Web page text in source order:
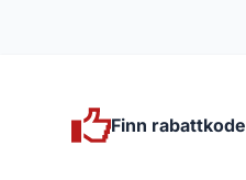
Finn rabattkode